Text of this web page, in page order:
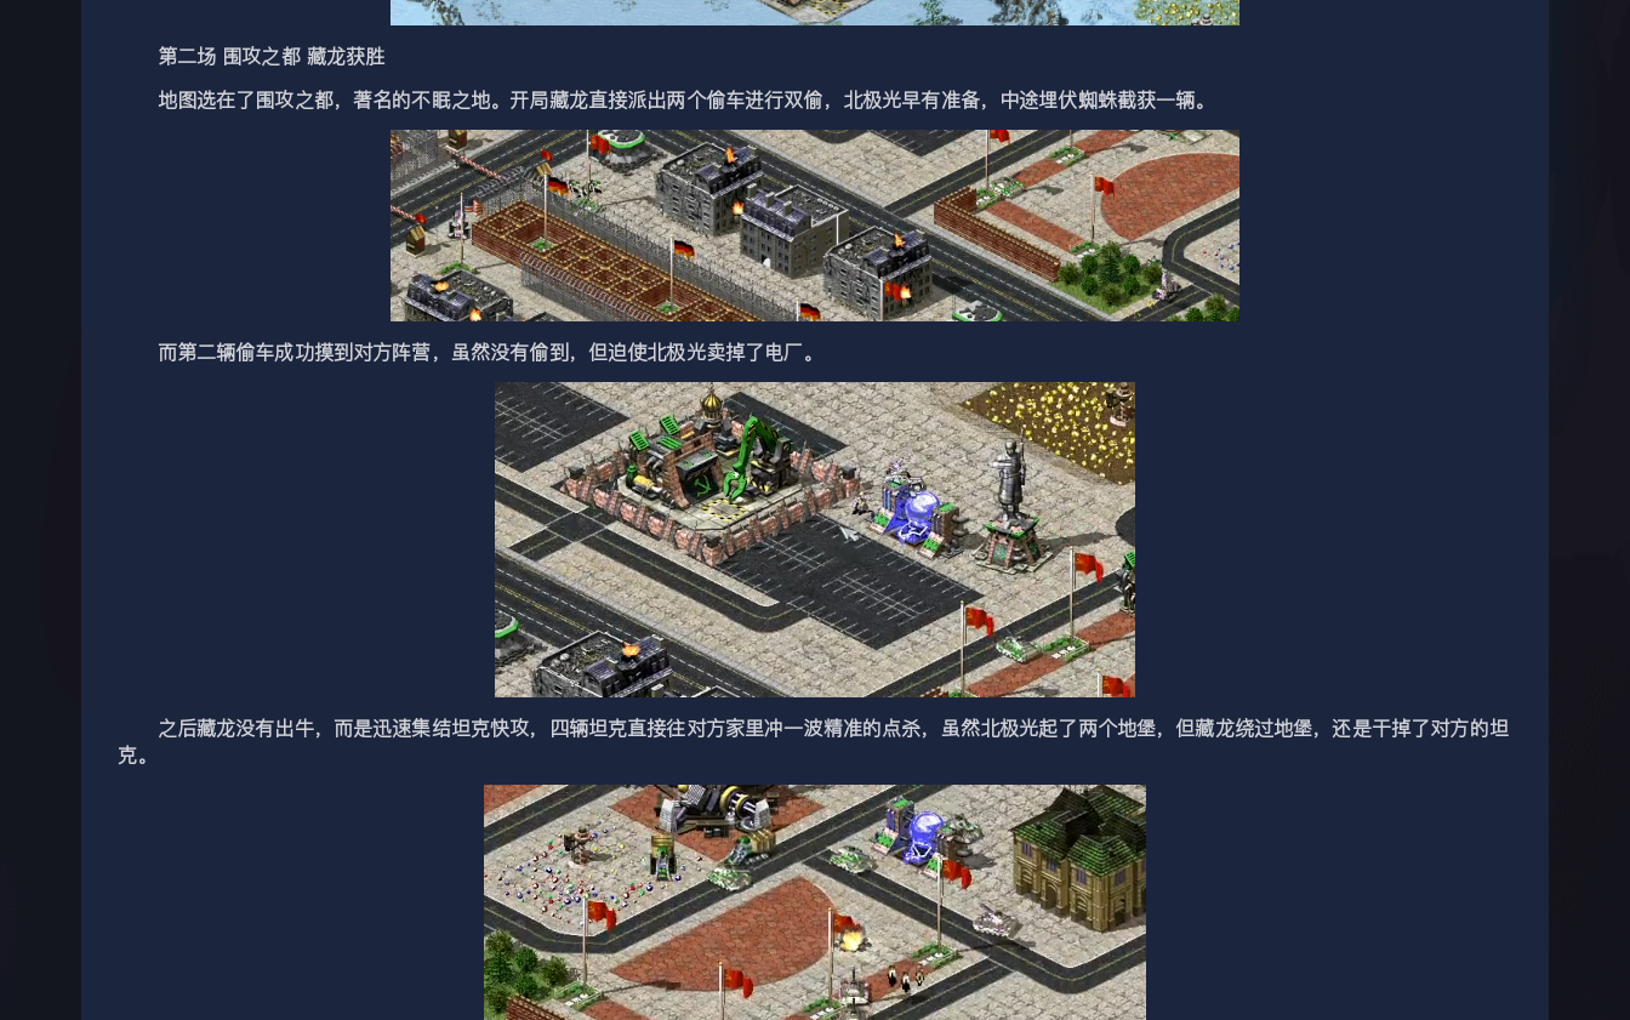
第二场 围攻之都 藏龙获胜
地图选在了围攻之都，著名的不眠之地。开局藏龙直接派出两个偷车进行双偷，北极光早有准备，中途埋伏蜘蛛截获一辆。
而第二辆偷车成功摸到对方阵营，虽然没有偷到，但迫使北极光卖掉了电厂。
之后藏龙没有出牛，而是迅速集结坦克快攻，四辆坦克直接往对方家里冲一波精准的点杀，虽然北极光起了两个地堡，但藏龙绕过地堡，还是干掉了对方的坦
克。